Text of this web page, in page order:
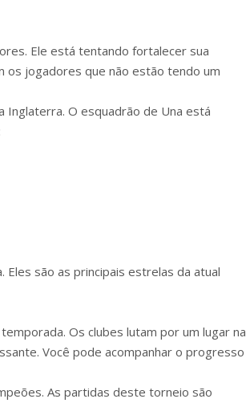
Ele está tentando fortalecer sua
os jogadores que não estão tendo um
Inglaterra. O esquadrão de Una está
são as principais estrelas da atual
Os clubes lutam por um lugar na
Você pode acompanhar o progresso
As partidas deste torneio são